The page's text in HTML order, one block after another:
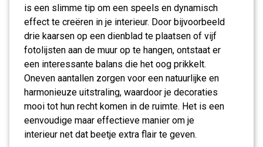
is een slimme tip om een speels en dynamisch
effect te creëren in je interieur. Door bijvoorbeeld
drie kaarsen op een dienblad te plaatsen of vijf
fotolijsten aan de muur op te hangen, ontstaat er
een interessante balans die het oog prikkelt.
Oneven aantallen zorgen voor een natuurlijke en
harmonieuze uitstraling, waardoor je decoraties
mooi tot hun recht komen in de ruimte. Het is een
eenvoudige maar effectieve manier om je
interieur net dat beetje extra flair te geven.